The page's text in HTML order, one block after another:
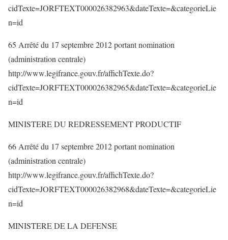
cidTexte=JORFTEXT000026382963&dateTexte=&categorieLie
n=id
65 Arrêté du 17 septembre 2012 portant nomination
(administration centrale)
http://www.legifrance.gouv.fr/affichTexte.do?
cidTexte=JORFTEXT000026382965&dateTexte=&categorieLie
n=id
MINISTERE DU REDRESSEMENT PRODUCTIF
66 Arrêté du 17 septembre 2012 portant nomination
(administration centrale)
http://www.legifrance.gouv.fr/affichTexte.do?
cidTexte=JORFTEXT000026382968&dateTexte=&categorieLie
n=id
MINISTERE DE LA DEFENSE